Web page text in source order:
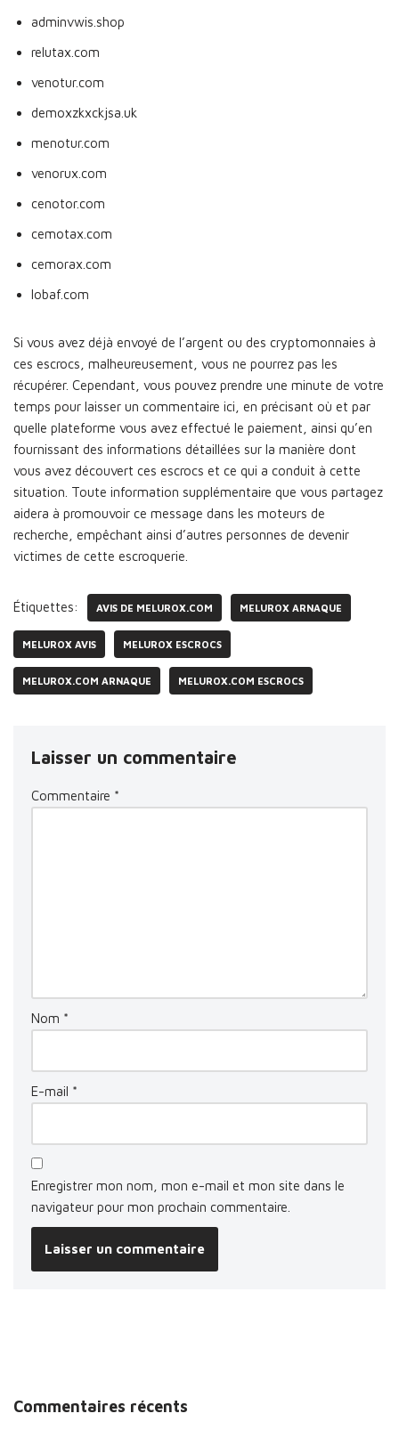
adminvwis.shop
relutax.com
venotur.com
demoxzkxckjsa.uk
menotur.com
venorux.com
cenotor.com
cemotax.com
cemorax.com
lobaf.com
Si vous avez déjà envoyé de l’argent ou des cryptomonnaies à
ces escrocs, malheureusement, vous ne pourrez pas les
récupérer. Cependant, vous pouvez prendre une minute de votre
temps pour laisser un commentaire ici, en précisant où et par
quelle plateforme vous avez effectué le paiement, ainsi qu’en
fournissant des informations détaillées sur la manière dont
vous avez découvert ces escrocs et ce qui a conduit à cette
situation. Toute information supplémentaire que vous partagez
aidera à promouvoir ce message dans les moteurs de
recherche, empêchant ainsi d’autres personnes de devenir
victimes de cette escroquerie.
Étiquettes: AVIS DE MELUROX.COM MELUROX ARNAQUE
MELUROX AVIS MELUROX ESCROCS
MELUROX.COM ARNAQUE MELUROX.COM ESCROCS
Laisser un commentaire
Commentaire *
Nom *
E-mail *
Enregistrer mon nom, mon e-mail et mon site dans le
navigateur pour mon prochain commentaire.
Commentaires récents